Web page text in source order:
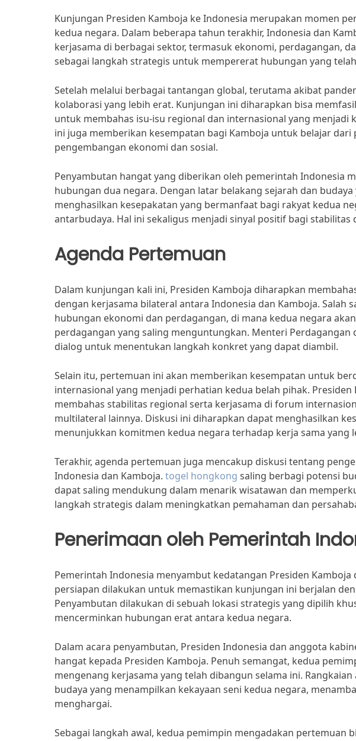
Kunjungan Presiden Kamboja ke Indonesia merupakan momen
kedua negara. Dalam beberapa tahun terakhir, Indonesia dan
kerjasama di berbagai sektor, termasuk ekonomi, perdagangan,
sebagai langkah strategis untuk mempererat hubungan yang
Setelah melalui berbagai tantangan global, terutama akibat
kolaborasi yang lebih erat. Kunjungan ini diharapkan bisa
untuk membahas isu-isu regional dan internasional yang menjadi
ini juga memberikan kesempatan bagi Kamboja untuk belajar dari
pengembangan ekonomi dan sosial.
Penyambutan hangat yang diberikan oleh pemerintah Indonesia
hubungan dua negara. Dengan latar belakang sejarah dan
menghasilkan kesepakatan yang bermanfaat bagi rakyat kedua
antarbudaya. Hal ini sekaligus menjadi sinyal positif bagi stabilitas
Agenda Pertemuan
Dalam kunjungan kali ini, Presiden Kamboja diharapkan
dengan kerjasama bilateral antara Indonesia dan Kamboja. Salah
hubungan ekonomi dan perdagangan, di mana kedua negara
perdagangan yang saling menguntungkan. Menteri
dialog untuk menentukan langkah konkret yang dapat diambil.
Selain itu, pertemuan ini akan memberikan kesempatan untuk
internasional yang menjadi perhatian kedua belah pihak.
membahas stabilitas regional serta kerjasama di forum
multilateral lainnya. Diskusi ini diharapkan dapat menghasilkan
menunjukkan komitmen kedua negara terhadap kerja sama yang
Terakhir, agenda pertemuan juga mencakup diskusi tentang
Indonesia dan Kamboja. togel hongkong saling berbagi potensi
dapat saling mendukung dalam menarik wisatawan dan
langkah strategis dalam meningkatkan pemahaman dan
Penerimaan oleh Pemerintah
Pemerintah Indonesia menyambut kedatangan Presiden
persiapan dilakukan untuk memastikan kunjungan ini berjalan
Penyambutan dilakukan di sebuah lokasi strategis yang dipilih
mencerminkan hubungan erat antara kedua negara.
Dalam acara penyambutan, Presiden Indonesia dan anggota
hangat kepada Presiden Kamboja. Penuh semangat, kedua
mengenang kerjasama yang telah dibangun selama ini.
budaya yang menampilkan kekayaan seni kedua negara,
menghargai.
Sebagai langkah awal, kedua pemimpin mengadakan pertemuan